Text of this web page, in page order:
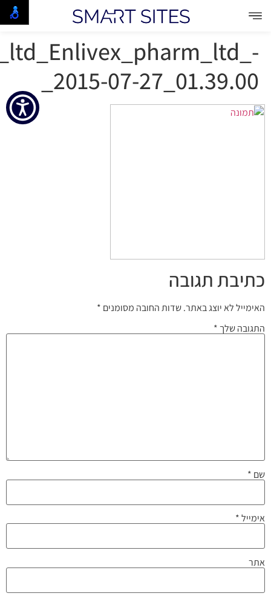
_2015-07-27_01.39.00
כתיבת תגובה
האימייל לא יוצג באתר.שדות החובה מסומנים *
התגובה שלך *
שם *
אימייל*
אתר